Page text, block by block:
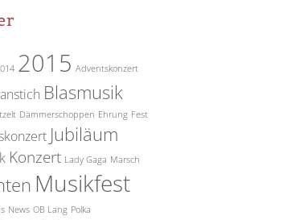
2015 Adventskonzert
Blasmusik
Dämmerschoppen Ehrung Fest
Jubiläum
Konzert Lady Gaga Marsch
Musikfest
News OB Lang Polka